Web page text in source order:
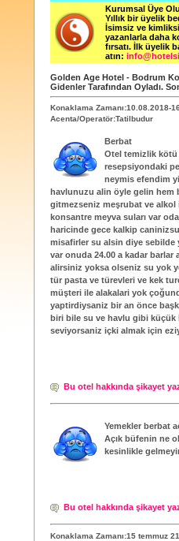
Kurumsal Üye
Yıllık bir üyelik
İsimsiz ve
yazanlarla daha
fırsatı. İlk üyelik
atın:
Golden Age Hotel - Bodrum
Gidenler Tarafından Oyladı.
Konaklama Zamanı:10.08.2018-
Acenta/Operatör:Tatilbudur
Berbat
Otel temizlik
resepsiyondaki
neymis efendim
havlunuzu alin öyle gelin hem
gitmezseniz meşrubat ve
konsantre meyva suları var
haricinde gece kalkip
misafirler su alsin diye sebilde
var onuda 24.00 a kadar
alirsiniz yoksa olseniz su yok
tür pasta ve türevleri ve kek
müşteri ile alakalari yok
yaptirdiysaniz bir an önce
biri bile su ve havlu gibi küçük
seviyorsaniz içki almak için
Bu otel hakkında şikayet
Yemekler berbat
Açık büfenin ne
kesinlikle
Bu otel hakkında şikayet
Konaklama Zamanı:15 temmuz